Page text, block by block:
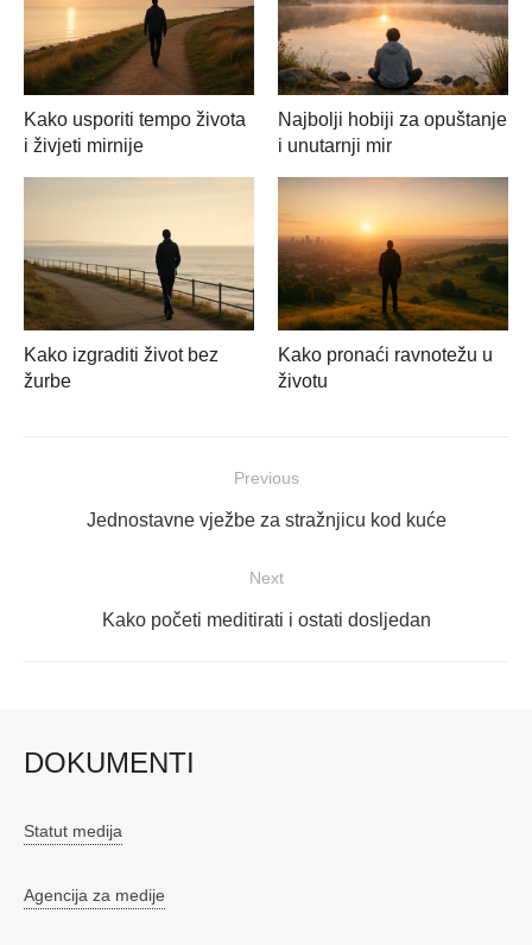
Kako usporiti tempo života
i živjeti mirnije
Najbolji hobiji za opuštanje
i unutarnji mir
Kako izgraditi život bez
žurbe
Kako pronaći ravnotežu u
životu
objava
Previous
Previous
Jednostavne vježbe za stražnjicu kod kuće
Next
Next
Kako početi meditirati i ostati dosljedan
DOKUMENTI
Statut medija
Agencija za medije